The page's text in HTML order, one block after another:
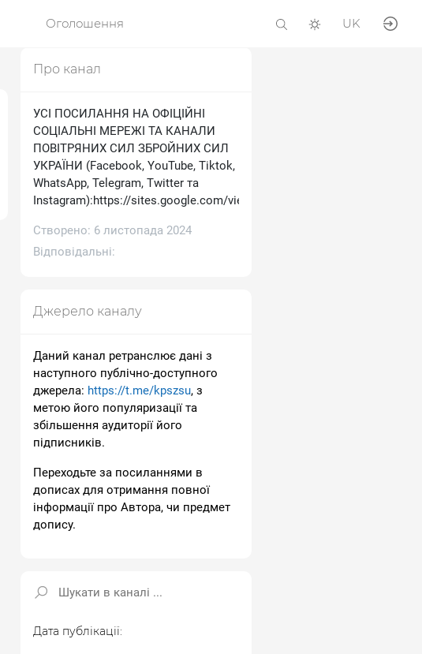
Оголошення UK
Про канал
УСІ ПОСИЛАННЯ НА ОФІЦІЙНІ
СОЦІАЛЬНІ МЕРЕЖІ ТА КАНАЛИ
ПОВІТРЯНИХ СИЛ ЗБРОЙНИХ СИЛ
УКРАЇНИ (Facebook, YouTube, Tiktok,
WhatsApp, Telegram, Тwitter та
Іnstagram):https://sites.google.com/view/ukrainianairforce
Створено: 6 листопада 2024
Відповідальні:
Джерело каналу
Даний канал ретранслює дані з
наступного публічно-доступного
джерела: https://t.me/kpszsu, з
метою його популяризації та
збільшення аудиторії його
підписників.
Переходьте за посиланнями в
дописах для отримання повної
інформації про Автора, чи предмет
допису.
Дата публікації: